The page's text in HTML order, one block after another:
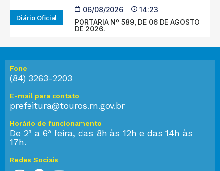
Diário Oficial
06/08/2026
14:23
PORTARIA Nº 589, DE 06 DE AGOSTO
DE 2026.
Fone
(84) 3263-2203
E-mail para contato
prefeitura@touros.rn.gov.br
Horário de funcionamento
De 2ª a 6ª feira, das 8h às 12h e das 14h às
17h.
Redes Sociais